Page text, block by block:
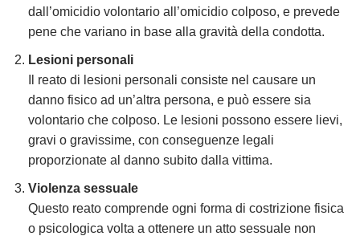
dall’omicidio volontario all’omicidio colposo, e prevede
pene che variano in base alla gravità della condotta.
Lesioni personali
Il reato di lesioni personali consiste nel causare un
danno fisico ad un’altra persona, e può essere sia
volontario che colposo. Le lesioni possono essere lievi,
gravi o gravissime, con conseguenze legali
proporzionate al danno subito dalla vittima.
Violenza sessuale
Questo reato comprende ogni forma di costrizione fisica
o psicologica volta a ottenere un atto sessuale non